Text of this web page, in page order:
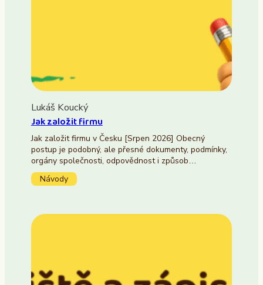
Lukáš Koucký
Jak založit firmu
Jak založit firmu v Česku [Srpen 2026] Obecný
postup je podobný, ale přesné dokumenty, podmínky,
orgány společnosti, odpovědnost i způsob…
Návody